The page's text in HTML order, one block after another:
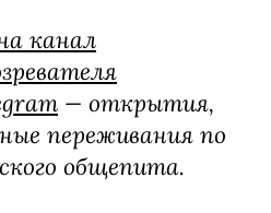
канал
— открытия,
переживания по
общепита.